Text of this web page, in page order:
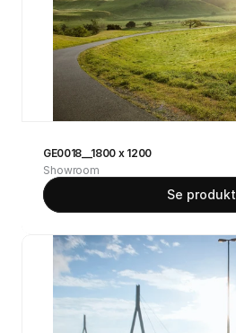
GE0018__1800 x 1200
Showroom
Se produkt